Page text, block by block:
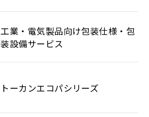
工業・電気製品向け包装仕様・包
装設備サービス
トーカンエコパシリーズ